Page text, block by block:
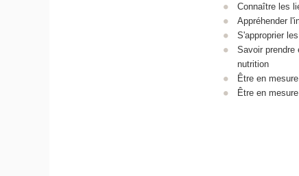
Connaître les
Appréhender
S'approprier
Savoir prendre
nutrition
Être en
Être en